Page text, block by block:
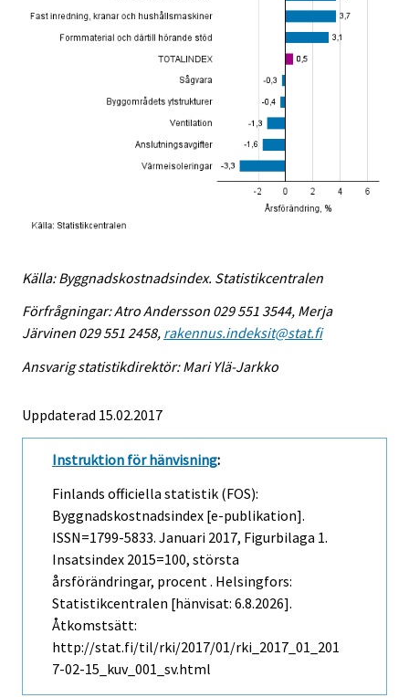
Källa: Byggnadskostnadsindex. Statistikcentralen
Förfrågningar: Atro Andersson 029 551 3544, Merja
Järvinen 029 551 2458, rakennus.indeksit@stat.fi
Ansvarig statistikdirektör: Mari Ylä-Jarkko
Uppdaterad 15.02.2017
Instruktion för hänvisning:
Finlands officiella statistik (FOS):
Byggnadskostnadsindex [e-publikation].
ISSN=1799-5833. Januari 2017, Figurbilaga 1.
Insatsindex 2015=100, största
årsförändringar, procent . Helsingfors:
Statistikcentralen [hänvisat: 6.8.2026].
Åtkomstsätt:
http://stat.fi/til/rki/2017/01/rki_2017_01_201
7-02-15_kuv_001_sv.html